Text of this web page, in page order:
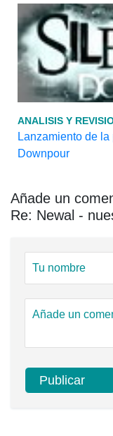
ANALISIS Y
Lanzamiento de la
Downpour
Añade un
Re: Newal -